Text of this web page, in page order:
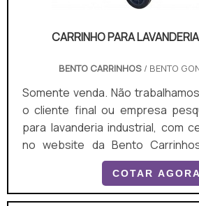
CARRINHO PARA
BENTO CARRINHOS / BENTO
Somente venda. Não trabalhamos
o cliente final ou empresa
para lavanderia industrial, com
no website da Bento
orçamento por meio da
das indústrias e conhecendo a
aquisição é mais segura. É importante lembrar que o
COTAR AGORA